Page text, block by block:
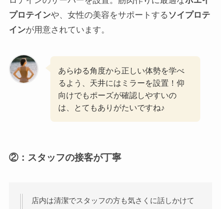
プロテインや、女性の美容をサポートする ソイプロテ
インが用意されています。
あらゆる角度から正しい体勢を学べ
るよう、天井にはミラーを設置！仰
向けでもポーズが確認しやすいの
は、とてもありがたいですね♪
②： スタッフの接客が丁寧
店内は清潔でスタッフの方も気さくに話しかけて